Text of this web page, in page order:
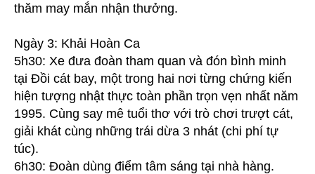
thăm may mắn nhận thưởng.
Ngày 3: Khải Hoàn Ca
5h30: Xe đưa đoàn tham quan và đón bình minh
tại Đồi cát bay, một trong hai nơi từng chứng kiến
hiện tượng nhật thực toàn phần trọn vẹn nhất năm
1995. Cùng say mê tuổi thơ với trò chơi trượt cát,
giải khát cùng những trái dừa 3 nhát (chi phí tự
túc).
6h30: Đoàn dùng điểm tâm sáng tại nhà hàng.